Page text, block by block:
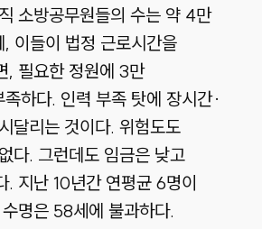
소방공무원들의 수는 약 4만
이들이 법정 근로시간을
, 필요한 정원에 3만
하다. 인력 부족 탓에 장시간·
달리는 것이다. 위험도도
다. 그런데도 임금은 낮고
. 지난 10년간 연평균 6명이
명은 58세에 불과하다.